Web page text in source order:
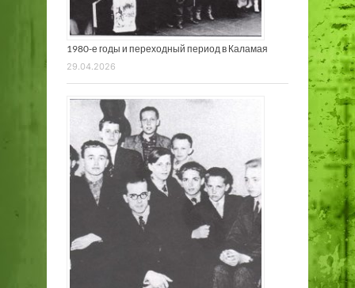
1980-е годы и переходный период в Каламая
29.04.2026